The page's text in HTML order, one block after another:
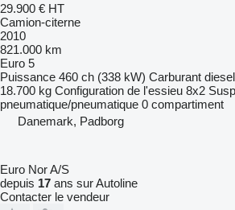
29.900 € HT
Camion-citerne
2010
821.000 km
Euro 5
Puissance 460 ch (338 kW) Carburant diesel
18.700 kg Configuration de l'essieu 8x2
pneumatique/pneumatique 0 compartiment
Danemark, Padborg
Euro Nor A/S
depuis 17 ans sur Autoline
Contacter le vendeur